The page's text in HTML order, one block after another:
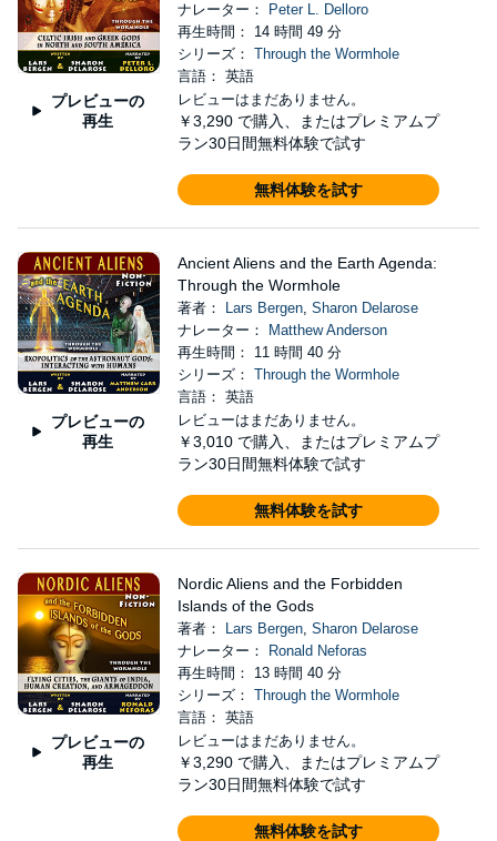
プレビューの
再生
ナレーター：
Peter L. Delloro
再生時間： 14 時間 49 分
シリーズ： Through the Wormhole
言語： 英語
レビューはまだありません。
￥3,290 で購入、またはプレミアムプ
ラン30日間無料体験で試す
無料体験を試す
プレビューの
再生
Ancient Aliens and the Earth Agenda:
Through the Wormhole
著者： Lars Bergen, Sharon Delarose
ナレーター：
Matthew Anderson
再生時間： 11 時間 40 分
シリーズ： Through the Wormhole
言語： 英語
レビューはまだありません。
￥3,010 で購入、またはプレミアムプ
ラン30日間無料体験で試す
無料体験を試す
プレビューの
再生
Nordic Aliens and the Forbidden
Islands of the Gods
著者： Lars Bergen, Sharon Delarose
ナレーター：
Ronald Neforas
再生時間： 13 時間 40 分
シリーズ： Through the Wormhole
言語： 英語
レビューはまだありません。
￥3,290 で購入、またはプレミアムプ
ラン30日間無料体験で試す
無料体験を試す